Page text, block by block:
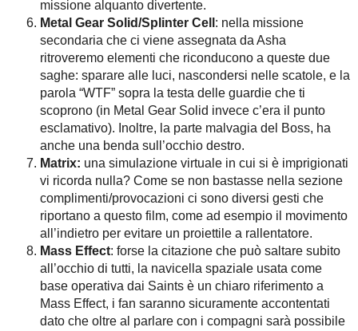
missione alquanto divertente.
Metal Gear Solid/Splinter Cell : nella missione
secondaria che ci viene assegnata da Asha
ritroveremo elementi che riconducono a queste due
saghe: sparare alle luci, nascondersi nelle scatole, e la
parola “WTF” sopra la testa delle guardie che ti
scoprono (in Metal Gear Solid invece c’era il punto
esclamativo). Inoltre, la parte malvagia del Boss, ha
anche una benda sull’occhio destro.
Matrix: una simulazione virtuale in cui si è imprigionati
vi ricorda nulla? Come se non bastasse nella sezione
complimenti/provocazioni ci sono diversi gesti che
riportano a questo film, come ad esempio il movimento
all’indietro per evitare un proiettile a rallentatore.
Mass Effect: forse la citazione che può saltare subito
all’occhio di tutti, la navicella spaziale usata come
base operativa dai Saints è un chiaro riferimento a
Mass Effect, i fan saranno sicuramente accontentati
dato che oltre al parlare con i compagni sarà possibile